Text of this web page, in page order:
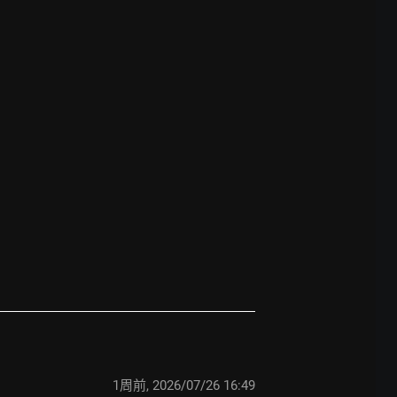
1周前, 2026/07/26 16:49